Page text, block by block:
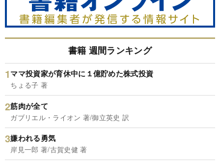
書籍 週間ランキング
ママ投資家が育休中に１億貯めた株式投資
ちょる子 著
筋肉が全て
ガブリエル・ライオン 著/御立英史 訳
嫌われる勇気
岸見一郎 著/古賀史健 著